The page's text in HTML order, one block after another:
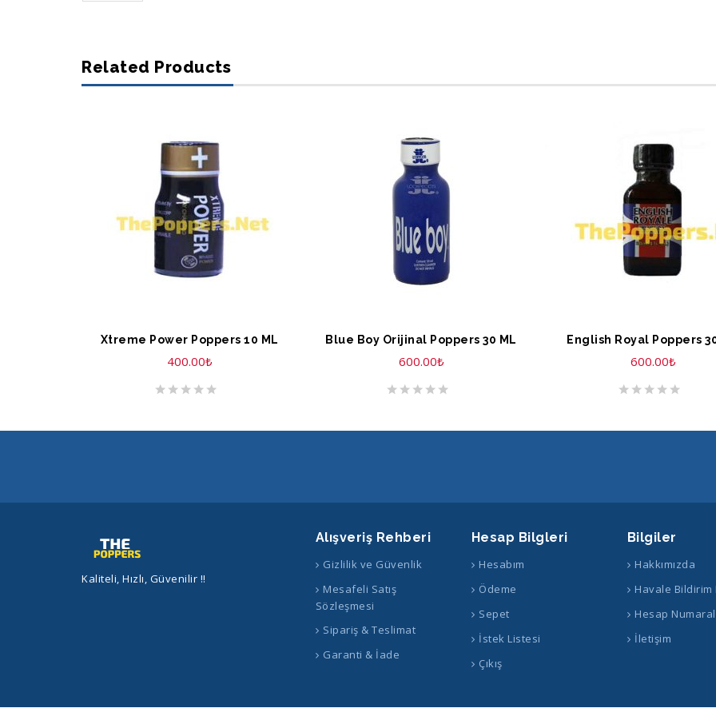
Related Products
SEPETE EKLE
Xtreme Power Poppers 10 ML
400.00₺
SEPETE EKLE
Blue Boy Orijinal Poppers 30 ML
600.00₺
SEPETE EKLE
English Royal Poppers
600.00₺
Kaliteli, Hızlı, Güvenilir !!
Alışveriş Rehberi
Gizlilik ve Güvenlik
Mesafeli Satış
Sözleşmesi
Sipariş & Teslimat
Garanti & İade
Hesap Bilgleri
Hesabım
Ödeme
Sepet
İstek Listesi
Çıkış
Bilgiler
Hakkımızda
Havale Bildirim
Hesap
İletişim